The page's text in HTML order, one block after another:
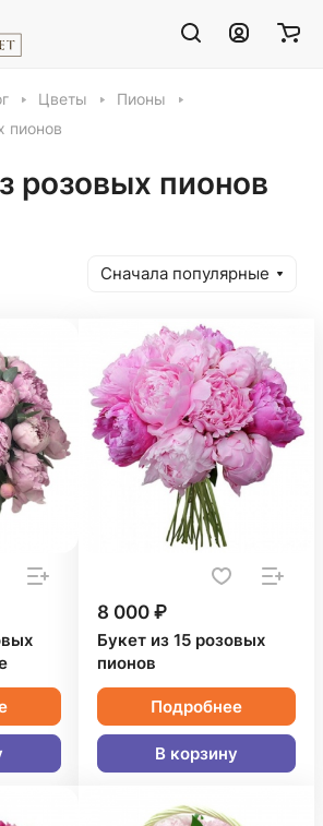
Цветы
Пионы
пионов
розовых пионов
Сначала популярные
8 000 ₽
Букет из 15 розовых
пионов
Подробнее
В корзину